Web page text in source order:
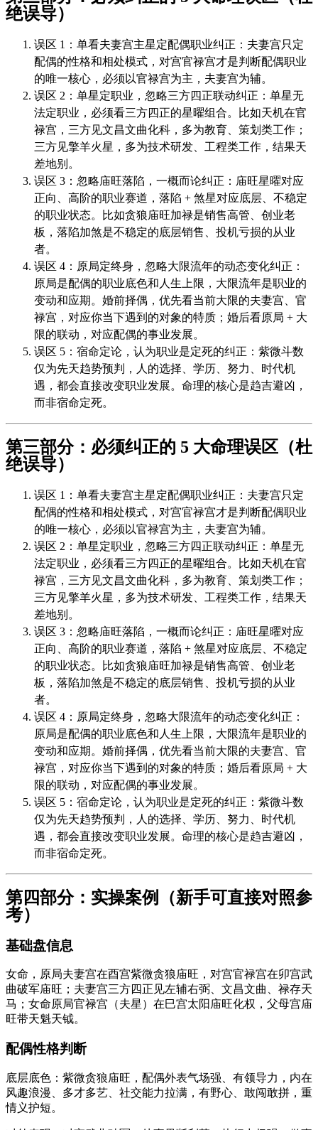
绝误导）
误区 1：单看夫妻宫主星定配偶职业纠正：夫妻宫只定
配偶的性格和相处模式，对宫官禄宫才是判断配偶职业
的唯一核心，必须以官禄宫为主，夫妻宫为辅。
误区 2：单星定职业，忽略三方四正联动纠正：单星无
法定职业，必须看三方四正的星曜组合。比如天机在官
禄宫，三方见文昌文曲化科，多为教育、策划类工作；
三方见擎羊火星，多为技术研发、工程类工作，结果天
差地别。
误区 3：忽略庙旺落陷，一概而论纠正：庙旺星曜对应
正向、高阶的职业赛道，落陷 + 煞星对应底层、不稳定
的职业状态。比如贪狼庙旺加禄是销售高管、创业老
板，落陷加煞是不稳定的底层销售、投机亏损的从业
者。
误区 4：原局定终身，忽略大限流年的动态变化纠正：
原局是配偶的职业底色和人生上限，大限流年是职业的
变动和应期。婚前择偶，优先看当前大限的夫妻宫、官
禄宫，对应你当下遇到的对象的特质；婚后看原局 + 大
限的联动，对应配偶的事业发展。
误区 5：宿命定论，认为职业是定死的纠正：紫微斗数
仅为先天趋势预判，人的选择、学历、努力、时代机
遇，都会直接改变职业发展。命理的核心是趋吉避凶，
而非宿命定死。
第三部分：必须纠正的 5 大命理误区（杜
绝误导）
误区 1：单看夫妻宫主星定配偶职业纠正：夫妻宫只定
配偶的性格和相处模式，对宫官禄宫才是判断配偶职业
的唯一核心，必须以官禄宫为主，夫妻宫为辅。
误区 2：单星定职业，忽略三方四正联动纠正：单星无
法定职业，必须看三方四正的星曜组合。比如天机在官
禄宫，三方见文昌文曲化科，多为教育、策划类工作；
三方见擎羊火星，多为技术研发、工程类工作，结果天
差地别。
误区 3：忽略庙旺落陷，一概而论纠正：庙旺星曜对应
正向、高阶的职业赛道，落陷 + 煞星对应底层、不稳定
的职业状态。比如贪狼庙旺加禄是销售高管、创业老
板，落陷加煞是不稳定的底层销售、投机亏损的从业
者。
误区 4：原局定终身，忽略大限流年的动态变化纠正：
原局是配偶的职业底色和人生上限，大限流年是职业的
变动和应期。婚前择偶，优先看当前大限的夫妻宫、官
禄宫，对应你当下遇到的对象的特质；婚后看原局 + 大
限的联动，对应配偶的事业发展。
误区 5：宿命定论，认为职业是定死的纠正：紫微斗数
仅为先天趋势预判，人的选择、学历、努力、时代机
遇，都会直接改变职业发展。命理的核心是趋吉避凶，
而非宿命定死。
第四部分：实操案例（新手可直接对照参
考）
基础盘信息
女命，原局夫妻宫在酉宫紫微贪狼庙旺，对宫官禄宫在卯宫武
曲破军庙旺；夫妻宫三方四正见左辅右弼、文昌文曲、禄存天
马；女命原局官禄宫（夫星）在巳宫太阳庙旺化权，父母宫庙
旺带天魁天钺。
配偶性格判断
底层底色：紫微贪狼庙旺，配偶外表气场强、有领导力，内在
风趣浪漫、多才多艺、社交能力拉满，有野心、敢闯敢拼，重
情义护短。